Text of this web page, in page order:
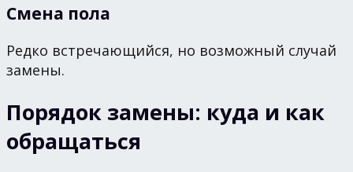
Смена пола
Редко встречающийся, но возможный случай
замены.
Порядок замены: куда и как
обращаться